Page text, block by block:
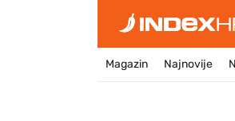
Magazin Najnovije